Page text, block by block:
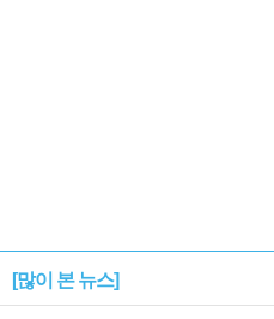
[많이 본 뉴스]